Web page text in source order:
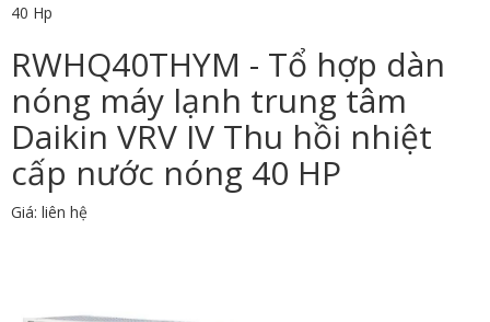
40 Hp
RWHQ40THYM - Tổ hợp dàn
nóng máy lạnh trung tâm
Daikin VRV IV Thu hồi nhiệt
cấp nước nóng 40 HP
Giá: liên hệ